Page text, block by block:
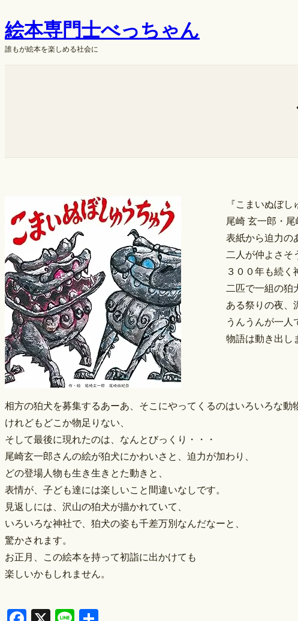
容
を
ス
絵本専門士べっちゃん
誰もが絵本を楽しめる社会に
『こまいぬぼ
尾崎 玄一郎・
表紙から迫力の
二人が仲よさそ
３００年も続く
二匹で一組の狛
ある祭りの夜、
うんうんが一人
物語は動き出し
相方の狛犬を募集するあーあ、そこにやってくるのはいろいろな動
けれどもどこか物足りない、
そして最後に現れたのは、なんとびっくり・・・
尾崎玄一郎さんの絵が狛犬にかわいさと、迫力が加わり、
どの登場人物も生き生きとた動きと、
表情が、子ども達には楽しいこと間違いなしです。
見返しには、沢山の狛犬が描かれていて、
いろいろな神社で、狛犬の姿も千差万別なんだなーと、
驚かされます。
お正月、この絵本を持って初詣に出かけても
楽しいかもしれません。